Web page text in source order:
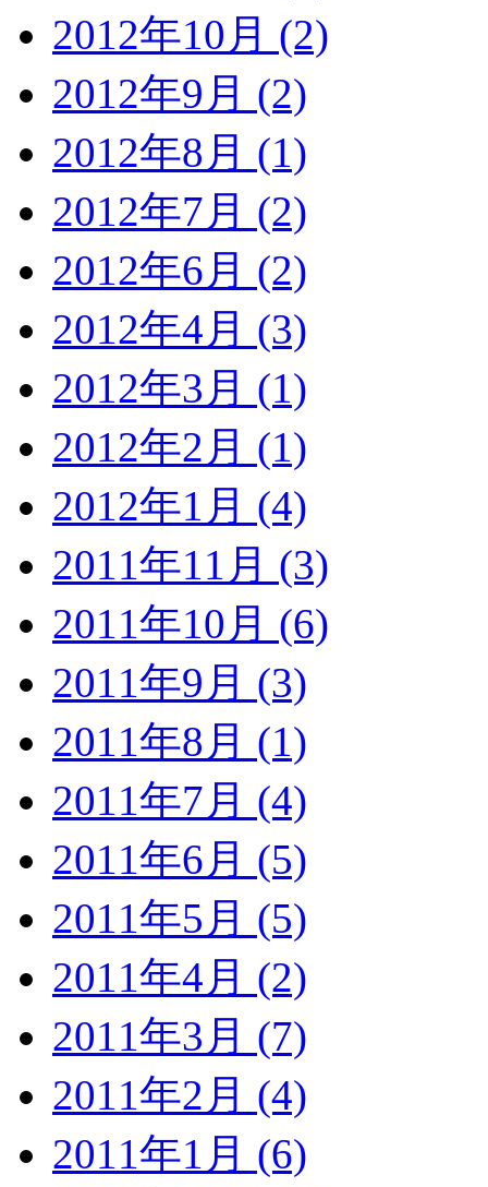
2012年10月 (2)
2012年9月 (2)
2012年8月 (1)
2012年7月 (2)
2012年6月 (2)
2012年4月 (3)
2012年3月 (1)
2012年2月 (1)
2012年1月 (4)
2011年11月 (3)
2011年10月 (6)
2011年9月 (3)
2011年8月 (1)
2011年7月 (4)
2011年6月 (5)
2011年5月 (5)
2011年4月 (2)
2011年3月 (7)
2011年2月 (4)
2011年1月 (6)